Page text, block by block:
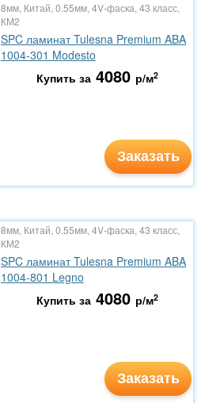
8мм, Китай, 0.55мм, 4V-фаска, 43 класс,
КМ2
SPC ламинат Tulesna Premium ABA
1004-301 Modesto
Купить за 4080 р/м2
Заказать
8мм, Китай, 0.55мм, 4V-фаска, 43 класс,
КМ2
SPC ламинат Tulesna Premium ABA
1004-801 Legno
Купить за 4080 р/м2
Заказать